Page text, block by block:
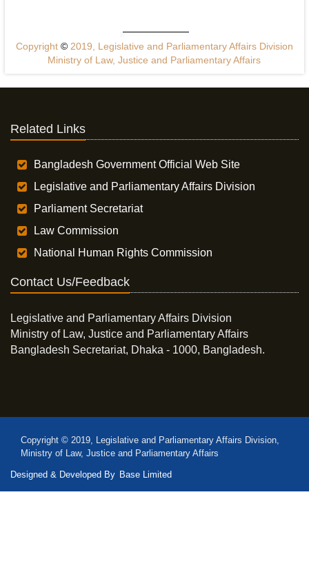
Copyright ©2019, Legislative and Parliamentary Affairs Division
Ministry of Law, Justice and Parliamentary Affairs
Related Links
Bangladesh Government Official Web Site
Legislative and Parliamentary Affairs Division
Parliament Secretariat
Law Commission
National Human Rights Commission
Contact Us/Feedback
Legislative and Parliamentary Affairs Division
Ministry of Law, Justice and Parliamentary Affairs
Bangladesh Secretariat, Dhaka - 1000, Bangladesh.
Copyright © 2019, Legislative and Parliamentary Affairs Division,
Ministry of Law, Justice and Parliamentary Affairs
Designed & Developed By Base Limited